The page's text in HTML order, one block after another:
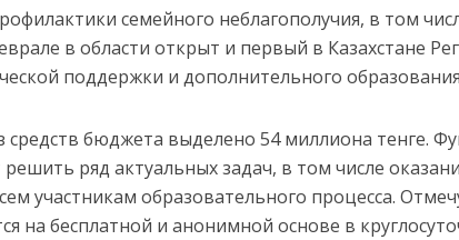
семейного неблагополучия, в том
в области открыт и первый в Казахстане
поддержки и дополнительного
средств бюджета выделено 54 миллиона тенге.
решить ряд актуальных задач, в том числе
участникам образовательного процесса.
на бесплатной и анонимной основе в